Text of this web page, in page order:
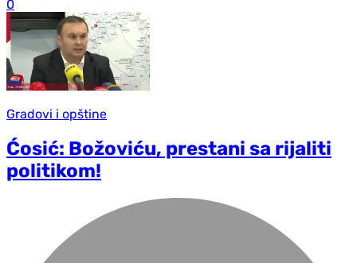
0
Gradovi i opštine
Ćosić: Božoviću, prestani sa rijaliti
politikom!